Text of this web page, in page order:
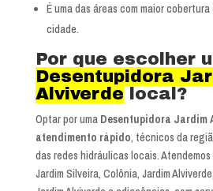
É uma das áreas com maior
cidade.
Por que escolher
Desentupidora
Alviverde local?
Optar por uma Desentupidora Jardim
atendimento rápido, técnicos da
das redes hidráulicas locais.
Jardim Silveira, Colônia, Jardim